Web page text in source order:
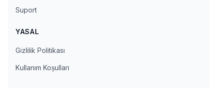
Suport
YASAL
Gizlilik Politikası
Kullanım Koşulları